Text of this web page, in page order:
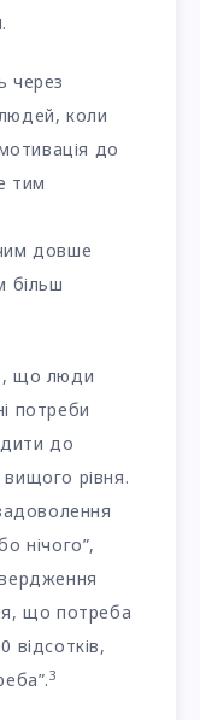
через
коли
до
тим
довше
більш
що люди
потреби
до
рівня.
нічого”,
що потреба
відсотків,
3